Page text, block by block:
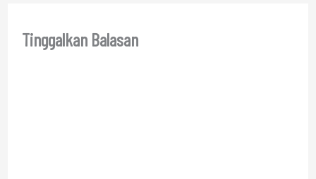
Tinggalkan Balasan